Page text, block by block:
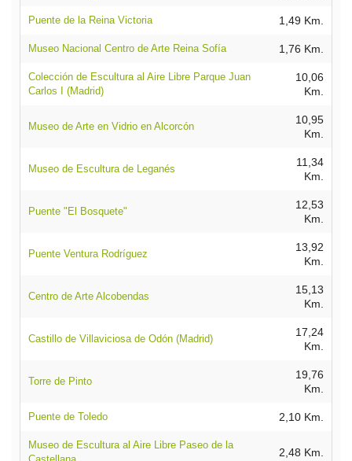
Puente de la Reina Victoria 1,49 Km.
Museo Nacional Centro de Arte Reina Sofía 1,76 Km.
Colección de Escultura al Aire Libre Parque Juan
Carlos I (Madrid)
10,06
Km.
Museo de Arte en Vidrio en Alcorcón
10,95
Km.
Museo de Escultura de Leganés
11,34
Km.
Puente "El Bosquete"
12,53
Km.
Puente Ventura Rodríguez
13,92
Km.
Centro de Arte Alcobendas
15,13
Km.
Castillo de Villaviciosa de Odón (Madrid)
17,24
Km.
Torre de Pinto
19,76
Km.
Puente de Toledo 2,10 Km.
Museo de Escultura al Aire Libre Paseo de la
2,48 Km.